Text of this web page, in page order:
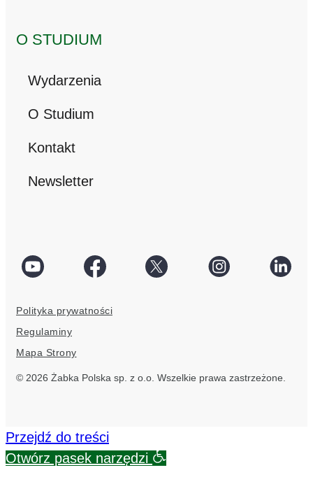
O STUDIUM
Wydarzenia
O Studium
Kontakt
Newsletter
© 2026 Żabka Polska sp. z o.o. Wszelkie prawa zastrzeżone.
social
Facebook
link
Twitter
Instagram
Polityka prywatności
Regulaminy
Mapa Strony
Przejdź do treści
Otwórz pasek narzędzi